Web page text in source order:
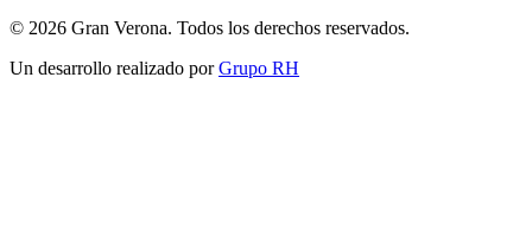
© 2026 Gran Verona. Todos los derechos reservados.
Un desarrollo realizado porGrupo RH